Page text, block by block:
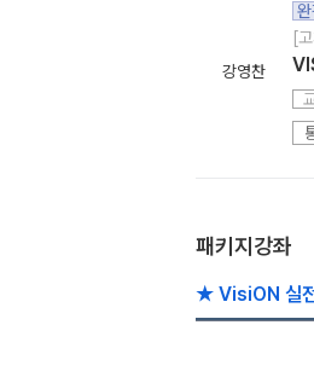
강영찬
[
패키지강좌
★ VisiON 실